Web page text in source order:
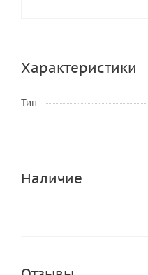
Характеристики
Тип
Наличие